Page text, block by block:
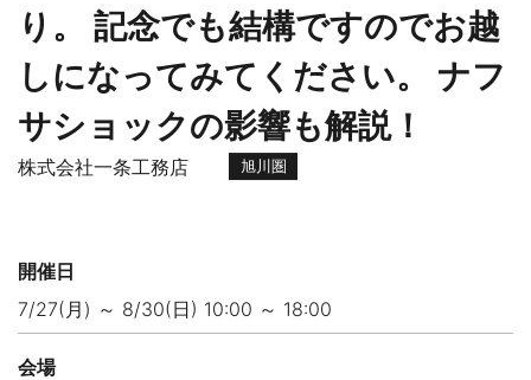
り。 記念でも結構ですのでお越
しになってみてください。 ナフ
サショックの影響も解説！
株式会社一条工務店 旭川圏
開催日
7/27(月) ～ 8/30(日) 10:00 ～ 18:00
会場